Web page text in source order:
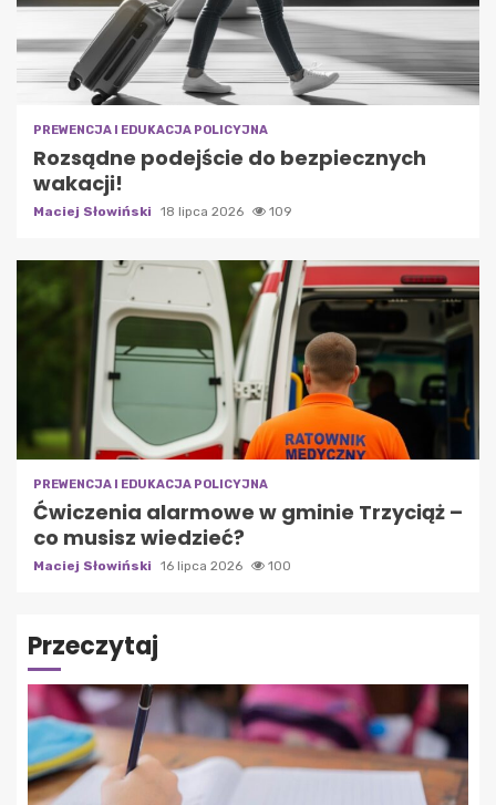
PREWENCJA I EDUKACJA POLICYJNA
Rozsądne podejście do bezpiecznych
wakacji!
Maciej Słowiński 18 lipca 2026 109
PREWENCJA I EDUKACJA POLICYJNA
Ćwiczenia alarmowe w gminie Trzyciąż –
co musisz wiedzieć?
Maciej Słowiński 16 lipca 2026 100
Przeczytaj